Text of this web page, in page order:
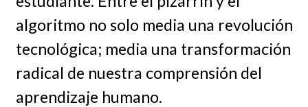
algoritmo no solo media una revolución
tecnológica; media una transformación
radical de nuestra comprensión del
aprendizaje humano.